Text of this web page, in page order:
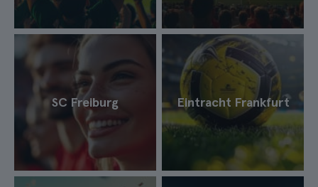
SC Freiburg Eintracht Frankfurt